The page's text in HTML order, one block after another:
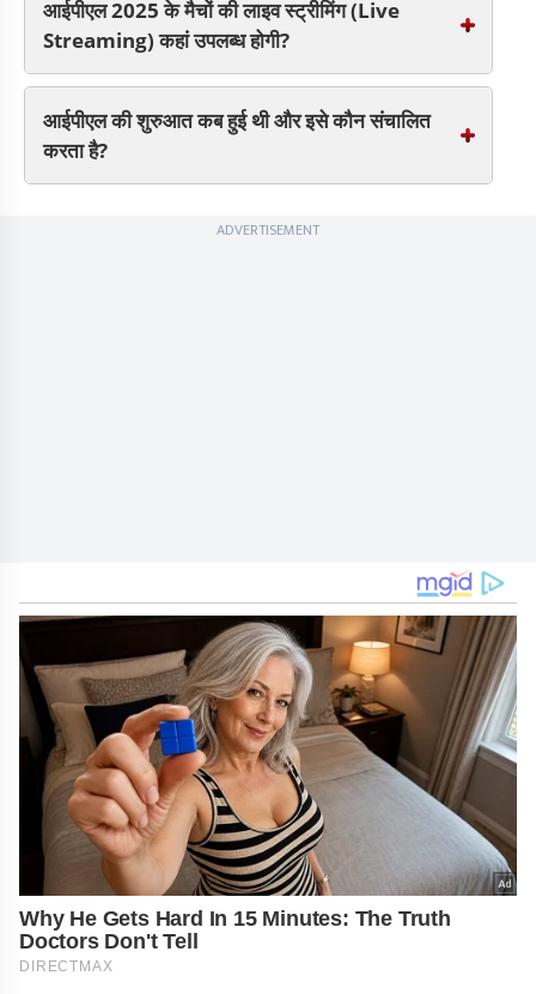
आईपीएल 2025 के मैचों की लाइव स्ट्रीमिंग (Live
Streaming) कहां उपलब्ध होगी?
आईपीएल की शुरुआत कब हुई थी और इसे कौन संचालित
करता है?
ADVERTISEMENT
Why He Gets Hard In 15 Minutes: The Truth
Doctors Don't Tell
DIRECTMAX